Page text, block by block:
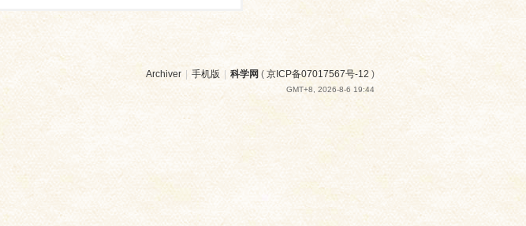
Archiver | 手机版 | 科学网 ( 京ICP备07017567号-12 )
GMT+8, 2026-8-6 19:44